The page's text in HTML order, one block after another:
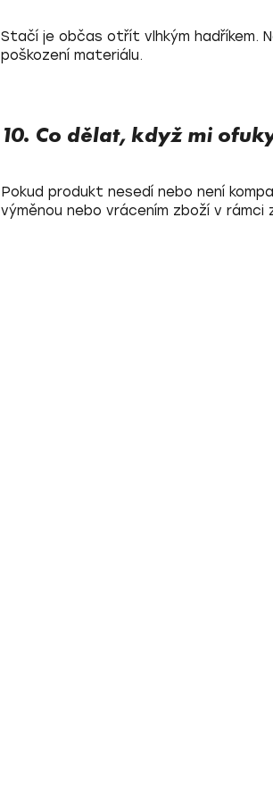
Stačí je občas otřít vlhkým hadříkem.
poškození materiálu.
10. Co dělat, když mi
Pokud produkt nesedí nebo není
výměnou nebo vrácením zboží v rámci